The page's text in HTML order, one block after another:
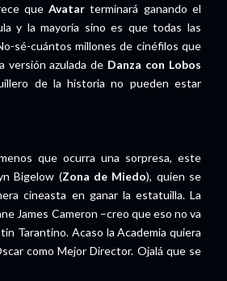
queAvatar terminará ganando el
y la mayoría sino es que todas las
sé-cuántos millones de cinéfilos que
versión azulada de Danza con Lobos
de la historia no pueden estar
que ocurra una sorpresa, este
Bigelow (Zona de Miedo), quien se
cineasta en ganar la estatuilla. La
James Cameron –creo que eso no va
Tarantino. Acaso la Academia quiera
como Mejor Director. Ojalá que se